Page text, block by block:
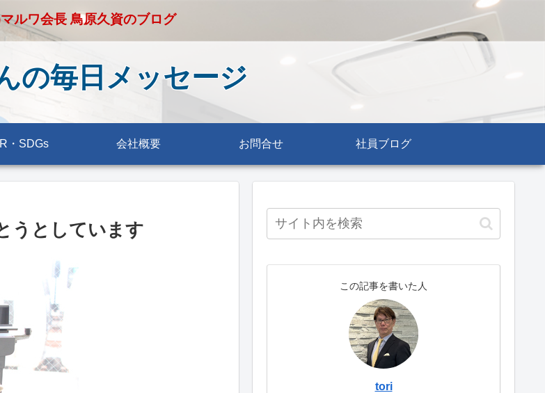
ルワ会長 鳥原久資のブログ
の毎日メッセージ
・SDGs 会社概要 お問合せ 社員ブログ
うとしています
この記事を書いた人
tori